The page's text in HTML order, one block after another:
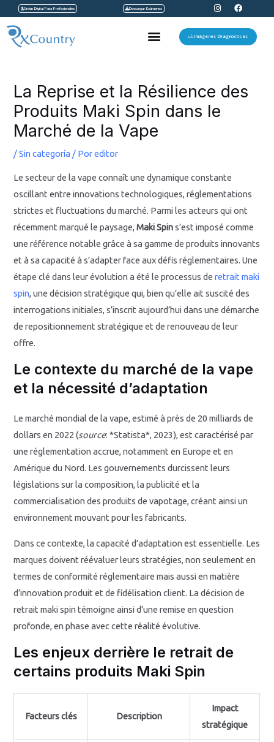
contenido
Orden Digital Para Profesionales Descargar Exámenes
I
n
s
t
a
F
a
c
e
b
Menu Imágenes Diagnosticas
La Reprise et la Résilience des
Produits Maki Spin dans le
Marché de la Vape
/Sin categoría / Poreditor
Le secteur de la vape connaît une dynamique constante
oscillant entre innovations technologiques, réglementations
strictes et fluctuations du marché. Parmi les acteurs qui ont
récemment marqué le paysage,Maki Spins’est imposé comme
une référence notable grâce à sa gamme de produits innovants
et à sa capacité à s’adapter face aux défis réglementaires. Une
étape clé dans leur évolution a été le processus deretrait maki
spin, une décision stratégique qui, bien qu’elle ait suscité des
interrogations initiales, s’inscrit aujourd’hui dans une démarche
de repositionnement stratégique et de renouveau de leur
offre.
Le contexte du marché de la vape
et la nécessité d’adaptation
Le marché mondial de la vape, estimé à près de 20 milliards de
dollars en 2022 (source: *Statista*, 2023), est caractérisé par
une réglementation accrue, notamment en Europe et en
Amérique du Nord. Les gouvernements durcissent leurs
législations sur la composition, la publicité et la
commercialisation des produits de vapotage, créant ainsi un
environnement mouvant pour les fabricants.
Dans ce contexte, la capacité d’adaptation est essentielle. Les
marques doivent réévaluer leurs stratégies, non seulement en
termes de conformité réglementaire mais aussi en matière
d’innovation produit et de fidélisation client. La décision de
retrait maki spin témoigne ainsi d’une remise en question
profonde, en phase avec cette réalité évolutive.
Les enjeux derrière le retrait de
certains produits Maki Spin
Facteurs clés Description
Impact
stratégique
entradas